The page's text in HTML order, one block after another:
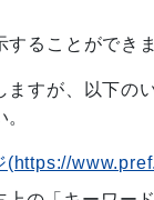
ることができ
ますが、以下の
(https://